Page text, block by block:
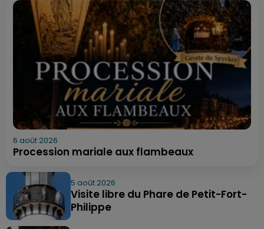
6 août 2026
Procession mariale aux flambeaux
5 août 2026
Visite libre du Phare de Petit-Fort-
Philippe